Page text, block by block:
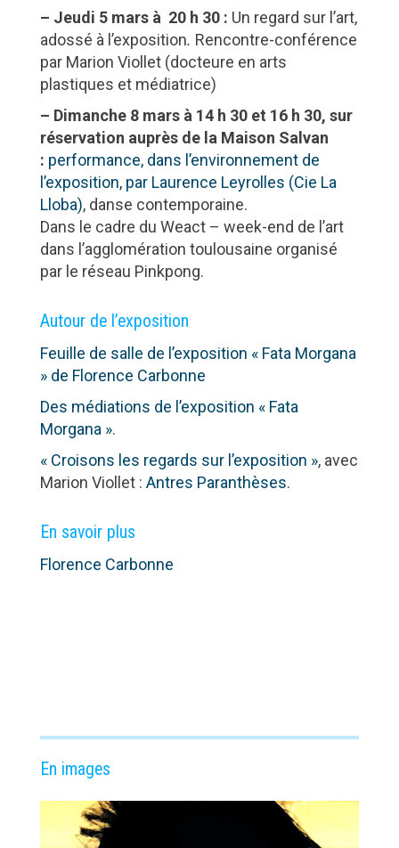
– Jeudi 5 mars à 20 h 30 : Un regard sur l’art,
adossé à l’exposition. Rencontre-conférence
par Marion Viollet (docteure en arts
plastiques et médiatrice)
– Dimanche 8 mars à 14 h 30 et 16 h 30, sur
réservation auprès de la Maison Salvan
: performance, dans l’environnement de
l’exposition, par Laurence Leyrolles (Cie La
Lloba), danse contemporaine.
Dans le cadre du Weact – week-end de l’art
dans l’agglomération toulousaine organisé
par le réseau Pinkpong.
Autour de l’exposition
Feuille de salle de l’exposition « Fata Morgana
» de Florence Carbonne
Des médiations de l’exposition « Fata
Morgana ».
« Croisons les regards sur l’exposition », avec
Marion Viollet : Antres Paranthèses.
En savoir plus
Florence Carbonne
En images